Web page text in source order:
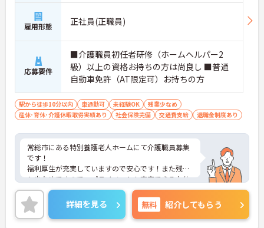
雇用形態 正社員(正職員)
応募要件
■介護職員初任者研修（ホームヘルパー2
級）以上の資格お持ちの方は尚良し ■普通
自動車免許（AT限定可）お持ちの方
駅から徒歩10分以内 車通勤可 未経験OK
残業少なめ
産休･育休･介護休暇取得実績あり
社会保険完備 交通費支給 退職金制度あり
常総市にある特別養護老人ホームにて介護職員募集
です！
福利厚生が充実していますので安心です！また残業
も少なめですので、プライベートも充実できるお仕
事です。
ご興味ある方には、面接のポイントなど、さらに詳
細をお話致しますのでお気軽にご相談ください。
詳細を見る 無料 紹介してもらう